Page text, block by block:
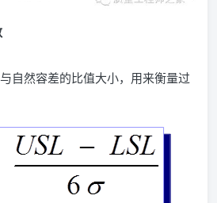
自然容差的比值大小，用来衡量过